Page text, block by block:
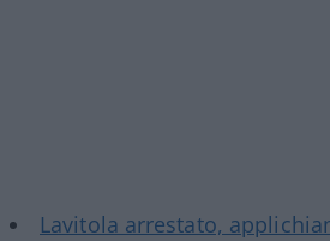
Lavitola arrestato,